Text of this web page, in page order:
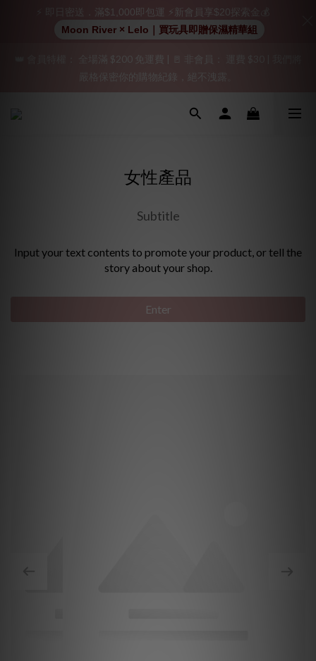
「保密出貨」（無店鋪資訊、一般紙箱）、隱私保護、加密付款、
立即註冊成為會員！
加入會員即享$20購物金  訂單商品好評再享$15購物金
👑 會員特權： 全場滿 $200 免運費 | 🚪 非會員： 運費 $30 | 我們將
嚴格保密你的購物紀錄，絕不洩露。
「保密出貨」（無店鋪資訊、一般紙箱）、隱私保護、加密付款、
女性產品
Subtitle
Input your text contents to promote your product, or tell the
story about your shop.
Enter
⚡ 即日密送．滿$1,000即包運 ⚡新會員享$20探索金💰
Moon River × Lelo｜買玩具即贈保濕精華組